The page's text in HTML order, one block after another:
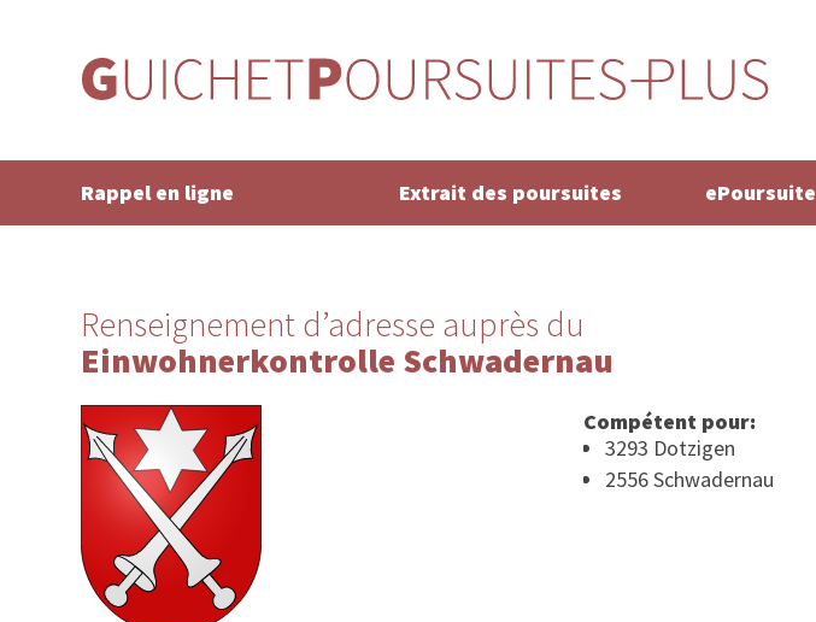
Rappel en ligne Extrait des poursuites ePoursuite
Renseignement d’adresse auprès du
Einwohnerkontrolle Schwadernau
Compétent pour:
3293 Dotzigen
2556 Schwadernau